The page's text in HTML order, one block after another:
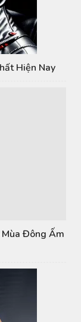
Hiện Nay
Mùa Đông Ấm